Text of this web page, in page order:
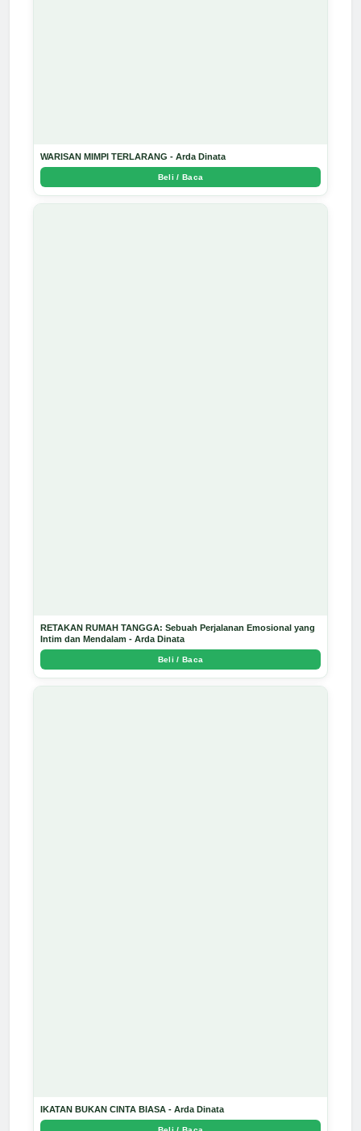
WARISAN MIMPI TERLARANG - Arda Dinata
Beli / Baca
RETAKAN RUMAH TANGGA: Sebuah Perjalanan Emosional yang
Intim dan Mendalam - Arda Dinata
Beli / Baca
IKATAN BUKAN CINTA BIASA - Arda Dinata